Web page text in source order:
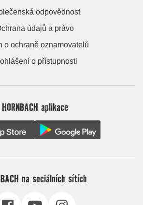
odpovědnost
údajů a právo
o ochraně oznamovatelů
o přístupnosti
HORNBACH aplikace
na sociálních sítích